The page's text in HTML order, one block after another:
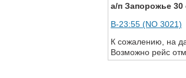
а/п Запорожье 30
В-23:55 (NO 3021)
К сожалению, на
Возможно рейс